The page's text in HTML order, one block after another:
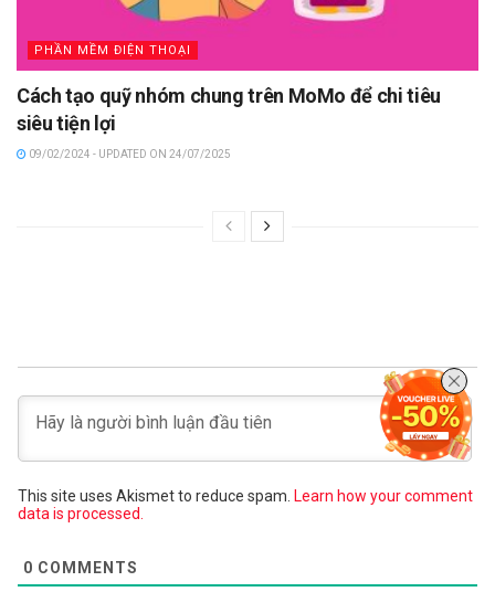
PHẦN MỀM ĐIỆN THOẠI
Cách tạo quỹ nhóm chung trên MoMo để chi tiêu
siêu tiện lợi
09/02/2024 - UPDATED ON 24/07/2025
This site uses Akismet to reduce spam. Learn how your comment
data is processed.
0 COMMENTS